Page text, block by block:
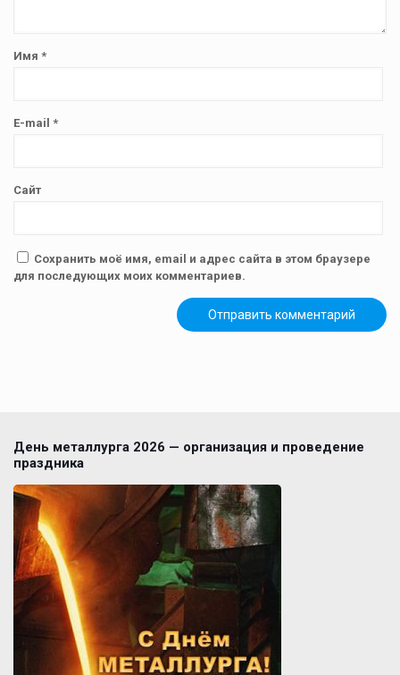
Имя *
E-mail *
Сайт
Сохранить моё имя, email и адрес сайта в этом браузере
для последующих моих комментариев.
День металлурга 2026 — организация и проведение
праздника